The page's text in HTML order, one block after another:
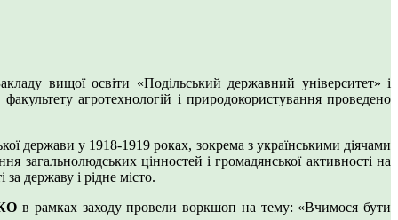
вищої освіти «Подільський державний університет» і
агротехнологій і природокористування проведено
держави у 1918-1919 роках, зокрема з українськими діячами
загальнолюдських цінностей і громадянської активності на
державу і рідне місто.
в рамках заходу провели воркшоп на тему: «Вчимося бути